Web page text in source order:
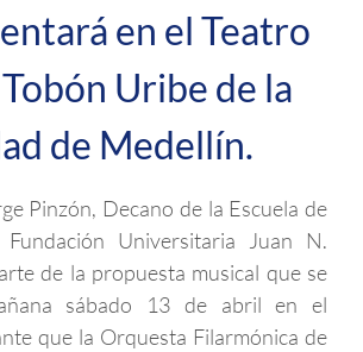
en el Teatro
Uribe de la
de Medellín.
Pinzón, Decano de la Escuela de
Universitaria Juan N.
de la propuesta musical que se
sábado 13 de abril en el
que la Orquesta Filarmónica de